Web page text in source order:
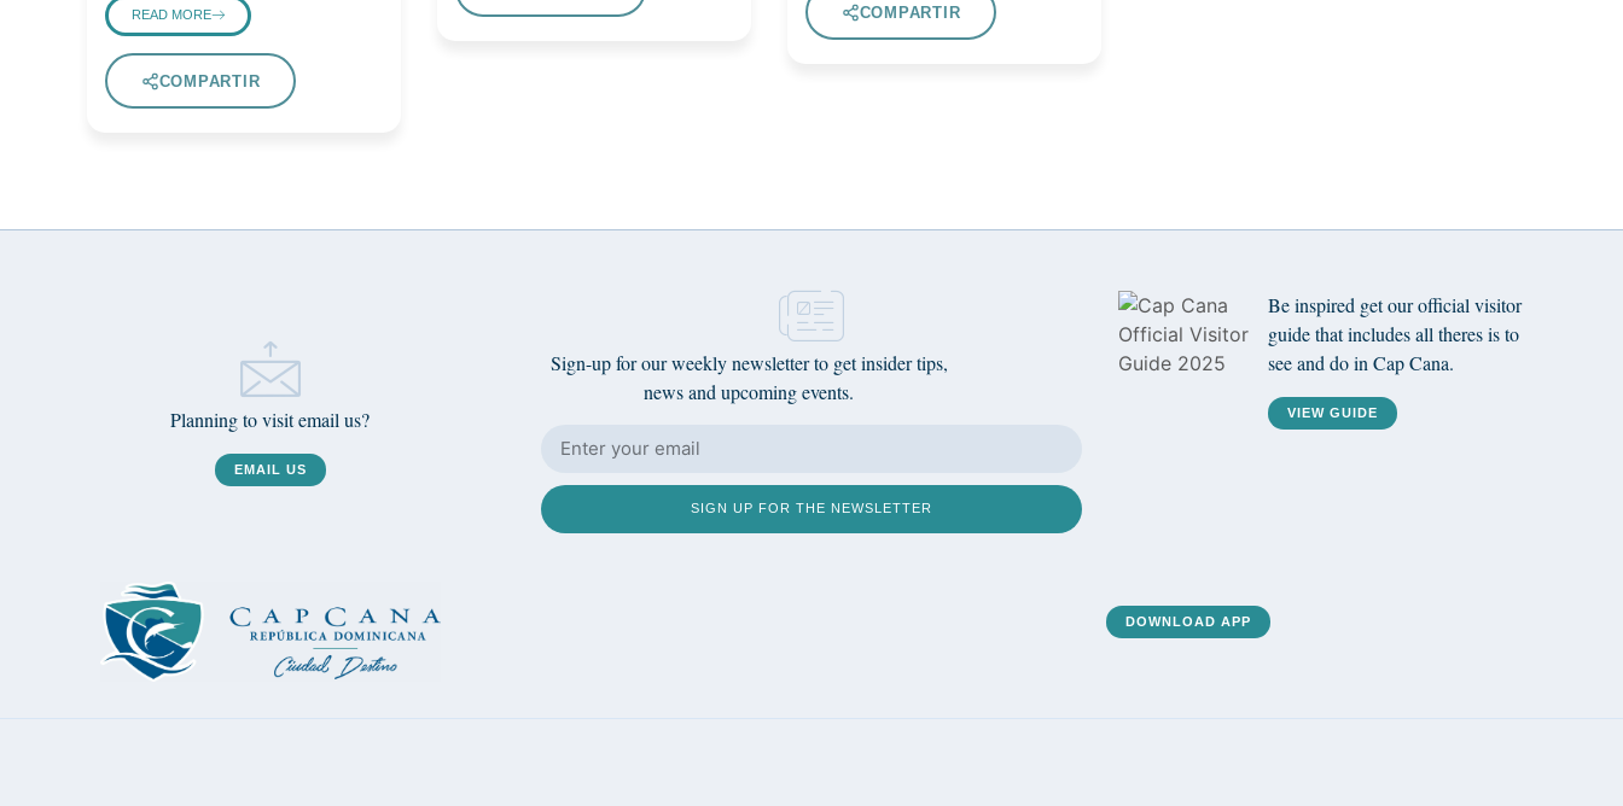
READ MORE
COMPARTIR
COMPARTIR
Planning to visit email us?
EMAIL US
Sign-up for our weekly newsletter to get insider tips,
news and upcoming events.
SIGN UP FOR THE NEWSLETTER
Be inspired get our official visitor
guide that includes all theres is to
see and do in Cap Cana.
VIEW GUIDE
DOWNLOAD APP